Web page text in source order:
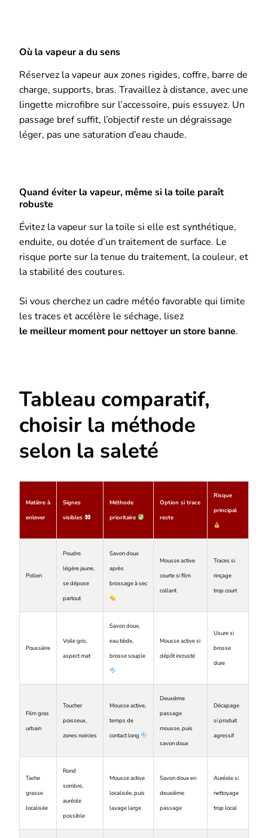
Où la vapeur a du sens
Réservez la vapeur aux zones rigides, coffre, barre de
charge, supports, bras. Travaillez à distance, avec une
lingette microfibre sur l’accessoire, puis essuyez. Un
passage bref suffit, l’objectif reste un dégraissage
léger, pas une saturation d’eau chaude.
Quand éviter la vapeur, même si la toile paraît
robuste
Évitez la vapeur sur la toile si elle est synthétique,
enduite, ou dotée d’un traitement de surface. Le
risque porte sur la tenue du traitement, la couleur, et
la stabilité des coutures.
Si vous cherchez un cadre météo favorable qui limite
les traces et accélère le séchage, lisez
le meilleur moment pour nettoyer un store banne.
Tableau comparatif,
choisir la méthode
selon la saleté
Matière à
enlever
Signes
visibles
Méthode
prioritaire
Option si trace
reste
Risque
principal
Pollen
Poudre
légère jaune,
se dépose
partout
Savon doux
après
brossage à sec
Mousse active
courte si film
collant
Traces si
rinçage
trop court
Poussière
Voile gris,
aspect mat
Savon doux,
eau tiède,
brosse souple
Mousse active si
dépôt incrusté
Usure si
brosse
dure
Film gras
urbain
Toucher
poisseux,
zones noircies
Mousse active,
temps de
contact long
Deuxième
passage
mousse, puis
savon doux
Décapage
si produit
agressif
Tache
grasse
localisée
Rond
sombre,
auréole
possible
Mousse active
localisée, puis
lavage large
Savon doux en
deuxième
passage
Auréole si
nettoyage
trop local